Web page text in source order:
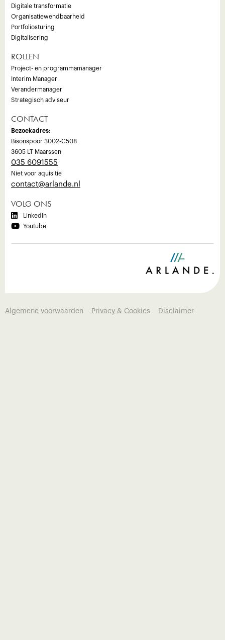
Digitale transformatie
Organisatiewendbaarheid
Portfoliosturing
Digitalisering
ROLLEN
Project- en programmamanager
Interim Manager
Verandermanager
Strategisch adviseur
CONTACT
Bezoekadres:
Bisonspoor 3002-C508
3605 LT Maarssen
035 6091555
Niet voor aquisitie
‍contact@arlande.nl
VOLG ONS
 LinkedIn
 Youtube
Algemene voorwaarden Privacy & Cookies Disclaimer